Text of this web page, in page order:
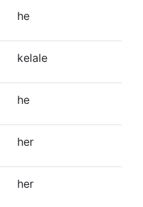
he
kelale
he
her
her